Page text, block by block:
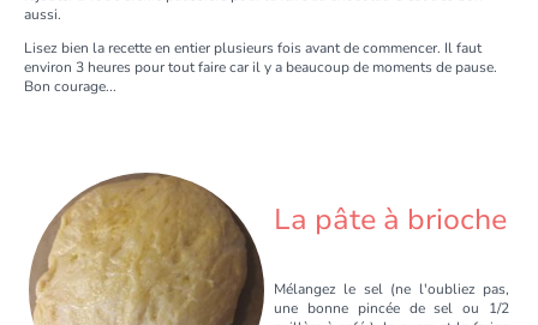
aussi.
Lisez bien la recette en entier plusieurs fois avant de commencer. Il faut
environ 3 heures pour tout faire car il y a beaucoup de moments de pause.
Bon courage...
La pâte à brioche
Mélangez le sel (ne l'oubliez pas,
une bonne pincée de sel ou 1/2